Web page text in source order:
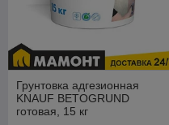
Грунтовка адгезионная
KNAUF BETOGRUND
готовая, 15 кг